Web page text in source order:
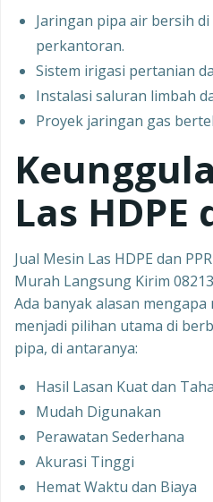
Jaringan pipa air bersih
perkantoran.
Sistem irigasi pertanian
Instalasi saluran limbah
Proyek jaringan gas
Las HDPE
Jual Mesin Las HDPE dan
Murah Langsung Kirim
Ada banyak alasan mengapa
menjadi pilihan utama di
pipa, di antaranya:
Hasil Lasan Kuat dan
Mudah Digunakan
Perawatan Sederhana
Akurasi Tinggi
Hemat Waktu dan Biaya